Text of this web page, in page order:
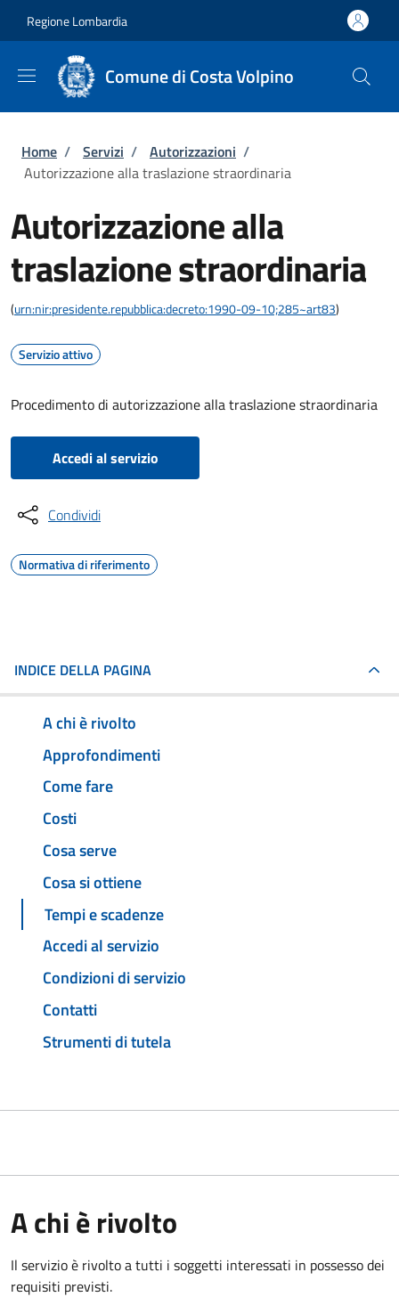
Regione Lombardia
Comune di Costa Volpino
Briciole di pane
Home / Servizi / Autorizzazioni /
Autorizzazione alla traslazione straordinaria
Autorizzazione alla
traslazione straordinaria
(urn:nir:presidente.repubblica:decreto:1990-09-10;285~art83)
Servizio attivo
Procedimento di autorizzazione alla traslazione straordinaria
Accedi al servizio
Condividi
Normativa di riferimento
INDICE DELLA PAGINA
A chi è rivolto
Approfondimenti
Come fare
Costi
Cosa serve
Cosa si ottiene
Tempi e scadenze
Accedi al servizio
Condizioni di servizio
Contatti
Strumenti di tutela
A chi è rivolto
Il servizio è rivolto a tutti i soggetti interessati in possesso dei
requisiti previsti.